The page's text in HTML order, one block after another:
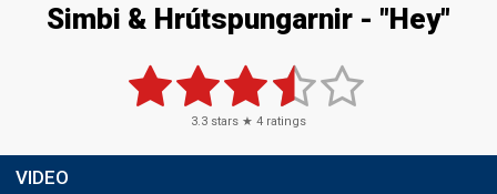
Simbi & Hrútspungarnir - "Hey"
3.3 stars ★ 4 ratings
VIDEO